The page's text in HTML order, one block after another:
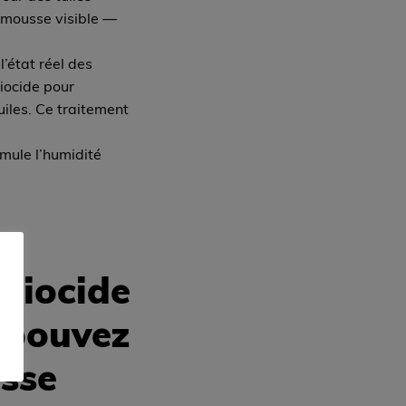
visible —
réel des
pour
Ce traitement
l’humidité